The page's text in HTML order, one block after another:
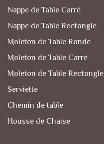
Nappe de Table Carré
Nappe de Table Rectongle
Moleton de Table Ronde
Moleton de Table Carré
Moleton de Table Rectongle
Serviette
Chemin de table
Housse de Chaise